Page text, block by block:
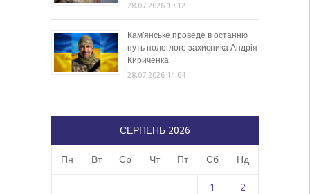
28.07.2026 19:12
Кам’янське проведе в останню
путь полеглого захисника Андрія
Кириченка
28.07.2026 14:04
СЕРПЕНЬ 2026
Пн Вт Ср Чт Пт Сб Нд
1 2